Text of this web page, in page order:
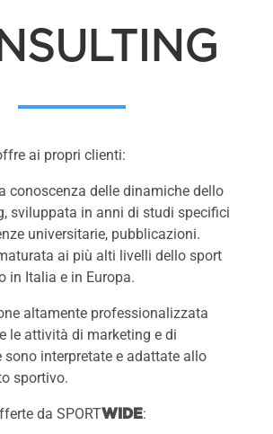
ai propri clienti:
conoscenza delle dinamiche dello
sviluppata in anni di studi specifici
universitarie, pubblicazioni.
ai più alti livelli dello sport
in Italia e in Europa.
altamente professionalizzata
le attività di marketing e di
interpretate e adattate allo
sportivo.
da SPORTWIDE: